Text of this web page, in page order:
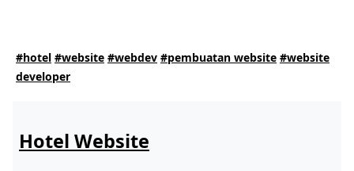
#hotel #website #webdev #pembuatan website #website
developer
Hotel Website